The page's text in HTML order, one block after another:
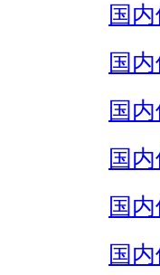
国
国
国
国
国
国